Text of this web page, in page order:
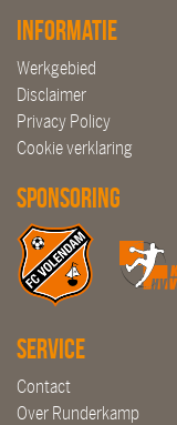
Informatie
Werkgebied
Disclaimer
Privacy Policy
Cookie verklaring
Sponsoring
Service
Contact
Over Runderkamp